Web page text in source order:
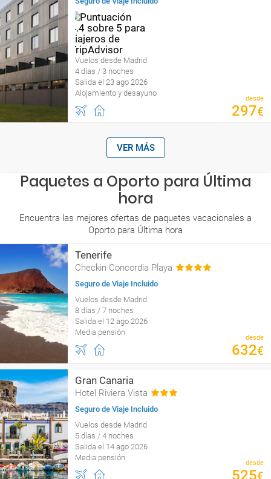
Vuelos desde Madrid
4 días / 3 noches
Salida el 23 ago 2026
Alojamiento y desayuno
desde
297€
VER MÁS
Paquetes a Oporto para Última
hora
Encuentra las mejores ofertas de paquetes vacacionales a
Oporto para Última hora
Tenerife
Checkin Concordia Playa
Seguro de Viaje Incluido
Vuelos desde Madrid
8 días / 7 noches
Salida el 12 ago 2026
Media pensión
desde
632€
Gran Canaria
Hotel Riviera Vista
Seguro de Viaje Incluido
Vuelos desde Madrid
5 días / 4 noches
Salida el 14 ago 2026
Media pensión
desde
525